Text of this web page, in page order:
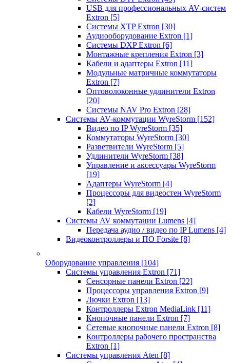
USB для профессиональных AV-систем
Extron [5]
Системы XTP Extron [30]
Аудиооборудование Extron [1]
Системы DXP Extron [6]
Монтажные крепления Extron [3]
Кабели и адаптеры Extron [11]
Модульные матричные коммутаторы
Extron [7]
Оптоволоконные удлинители Extron
[20]
Системы NAV Pro Extron [28]
Системы AV-коммутации WyreStorm [152]
Видео по IP WyreStorm [35]
Коммутаторы WyreStorm [30]
Разветвители WyreStorm [5]
Удлинители WyreStorm [38]
Управление и аксессуары WyreStorm
[19]
Адаптеры WyreStorm [4]
Процессоры для видеостен WyreStorm
[2]
Кабели WyreStorm [19]
Системы AV коммутации Lumens [4]
Передача аудио / видео по IP Lumens [4]
Видеоконтроллеры и ПО Forsite [8]
Оборудование управления [104]
Системы управления Extron [71]
Сенсорные панели Extron [22]
Процессоры управления Extron [9]
Лючки Extron [13]
Контроллеры Extron MediaLink [11]
Кнопочные панели Extron [7]
Сетевые кнопочные панели Extron [8]
Контроллеры рабочего пространства
Extron [1]
Системы управления Aten [8]